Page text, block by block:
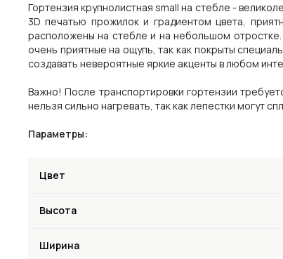
Гортензия крупнолистная small на стебле -
3D печатью прожилок и градиентом цвета,
расположены на стебле и на небольшом
очень приятные на ощупь, так как покрыты
создавать невероятные яркие акценты в любом
Важно! После транспортировки гортензии
нельзя сильно нагревать, так как лепестки могут
Параметры:
Цвет
Высота
Ширина